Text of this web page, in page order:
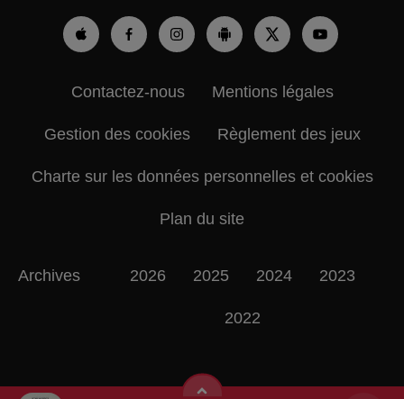
Contactez-nous Mentions légales
Gestion des cookies Règlement des jeux
Charte sur les données personnelles et cookies
Plan du site
Archives 2026 2025 2024 2023
2022